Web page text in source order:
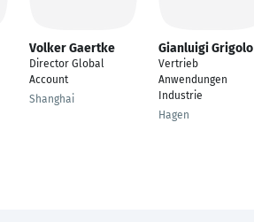
Volker Gaertke
Director Global
Account
Shanghai
Gianluigi Grigolo
Vertrieb
Anwendungen
Industrie
Hagen